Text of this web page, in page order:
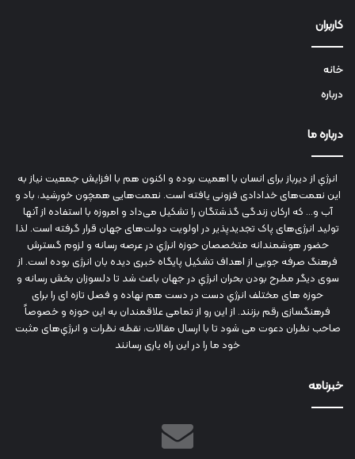
کاربران
خانه
درباره
درباره ما
انرژي‌ از دیرباز برای انسان با اهمیت بوده و اکنون هم با افزایش جمعیت نیاز به
این نعمت‌های خدادادی فزونی یافته است. نعمت‌هایی همچون خورشید، باد و
آب و... که ارکان زندگی گذشتگان را تشکیل می‌داد و امروزه با استفاده از آنها
تولید انرژی‌های پاک تجدیدپذیر در اولویت دولت‌های جهان قرار گرفته است. لذا
حضور هوشمندانه متخصصان حوزه انرژي در عرصه رسانه و لزوم گسترش
فرهنگ صرفه جویی از اهداف تشکیل پایگاه خبری دیده بان انرژی بوده است. از
سوی دیگر مطرح بودن بحران انرژي در جهان باعث شد تا دلسوزان بخش رسانه و
حوزه های مختلف انرژي دست در دست هم نهاده و فصل تازه ای را برای
فرهنگسازی رقم بزنند. از این رو از تمامی علاقمندان به این حوزه و خصوصاً
صاحب نظران دعوت می شود تا با ارسال مقالات، نقطه نظرات و انرژي‌های مثبت
خود ما را در این راه یاری رسانند
خبرنامه